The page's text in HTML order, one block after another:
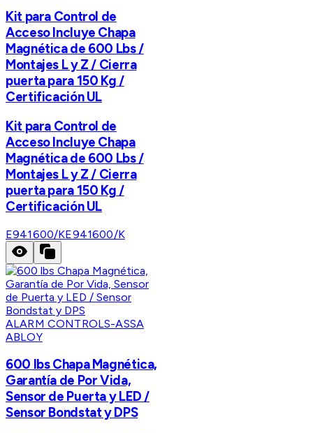
Kit para Control de
Acceso Incluye Chapa
Magnética de 600 Lbs /
Montajes L y Z / Cierra
puerta para 150 Kg /
Certificación UL
Kit para Control de
Acceso Incluye Chapa
Magnética de 600 Lbs /
Montajes L y Z / Cierra
puerta para 150 Kg /
Certificación UL
E941600/KE941600/K
ALARM CONTROLS-ASSA
ABLOY
600 lbs Chapa Magnética,
Garantía de Por Vida,
Sensor de Puerta y LED /
Sensor Bondstat y DPS